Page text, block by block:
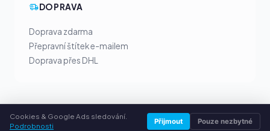
DOPRAVA
Doprava zdarma
Přepravní štítek e-mailem
Doprava přes DHL
VAŠE VÝHODY
Cookies & Google Ads sledování.
Podrobnosti
Přijmout Pouze nezbytné